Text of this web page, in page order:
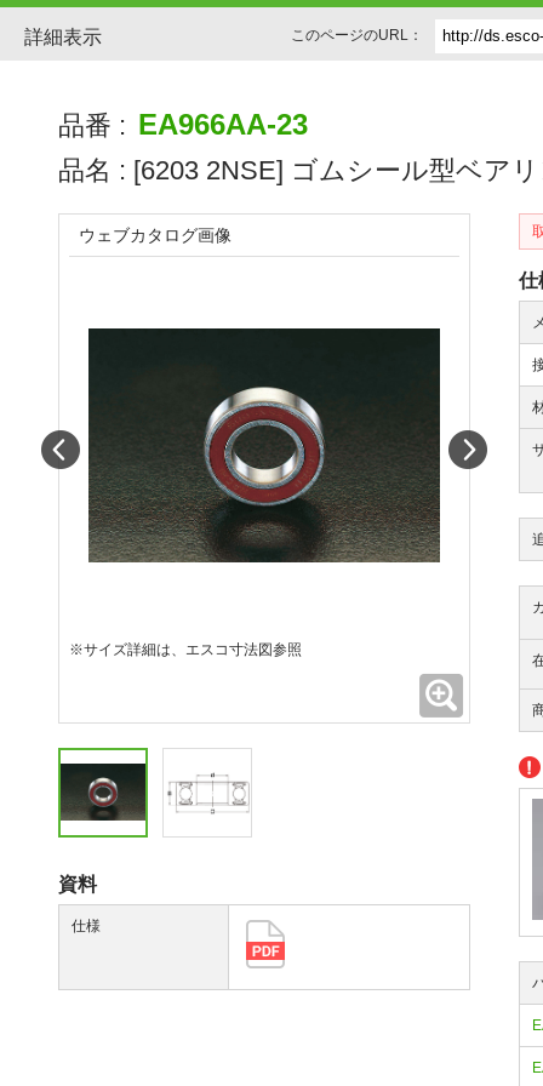
詳細表示 このページのURL：
品番 : EA966AA-23
品名 : [6203 2NSE] ゴムシール型ベア
仕
ウェブカタログ画像
※サイズ詳細は、エスコ寸法図参照
資料
仕様